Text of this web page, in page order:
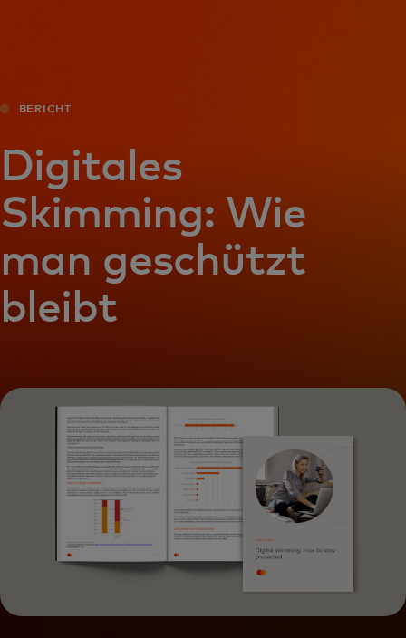
Für die Welt
Für Innovatoren
Neuigkeiten und Trends
BERICHT
Digitales
Skimming: Wie
man geschützt
bleibt